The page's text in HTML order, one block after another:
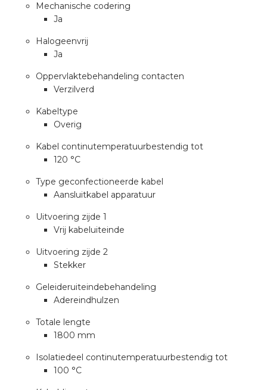
Mechanische codering
Ja
Halogeenvrij
Ja
Oppervlaktebehandeling contacten
Verzilverd
Kabeltype
Overig
Kabel continutemperatuurbestendig tot
120 °C
Type geconfectioneerde kabel
Aansluitkabel apparatuur
Uitvoering zijde 1
Vrij kabeluiteinde
Uitvoering zijde 2
Stekker
Geleideruiteindebehandeling
Adereindhulzen
Totale lengte
1800 mm
Isolatiedeel continutemperatuurbestendig tot
100 °C
installeren
installeren in beton
installeren in de tuinbouw
GST®
RST®